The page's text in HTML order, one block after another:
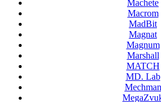
Machete
Macrom
MadBit
Magnat
Magnum
Marshall
MATCH
MD. Lab
Mechman